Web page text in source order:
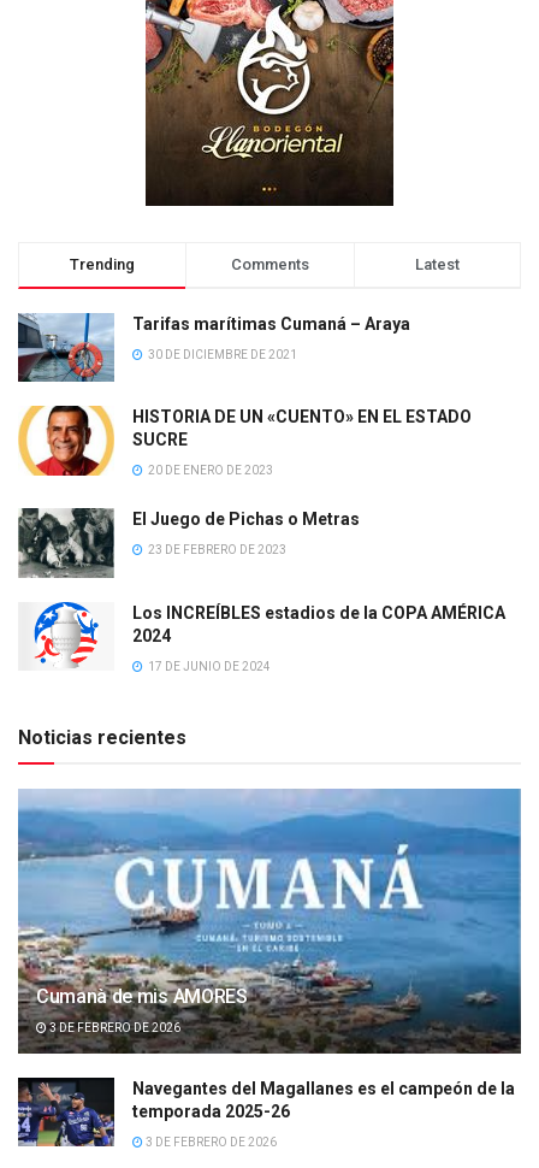
Trending Comments Latest
Tarifas marítimas Cumaná – Araya
30 DE DICIEMBRE DE 2021
HISTORIA DE UN «CUENTO» EN EL ESTADO
SUCRE
20 DE ENERO DE 2023
El Juego de Pichas o Metras
23 DE FEBRERO DE 2023
Los INCREÍBLES estadios de la COPA AMÉRICA
2024
17 DE JUNIO DE 2024
Noticias recientes
Cumanà de mis AMORES
3 DE FEBRERO DE 2026
Navegantes del Magallanes es el campeón de la
temporada 2025-26
3 DE FEBRERO DE 2026